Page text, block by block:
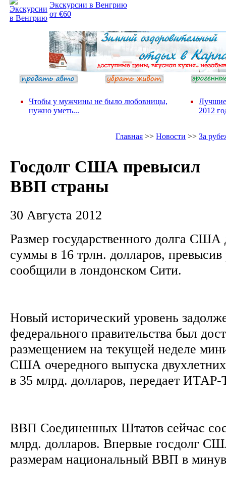
Экскурсии в Венгрию
от €60
Чтобы у мужчины не было любовницы,
нужно уметь...
Лучшие
2012
Главная >>Новости >>За
Госдолг США превысил
ВВП страны
30 Августа 2012
Размер государственного долга США
суммы в 16 трлн. долларов,
сообщили в лондонском Сити.
Новый исторический уровень
федерального правительства был
размещением на текущей неделе
США очередного выпуска
в 35 млрд. долларов, передает
ВВП Соединенных Штатов сейчас
млрд. долларов. Впервые госдолг
размерам национальный ВВП в